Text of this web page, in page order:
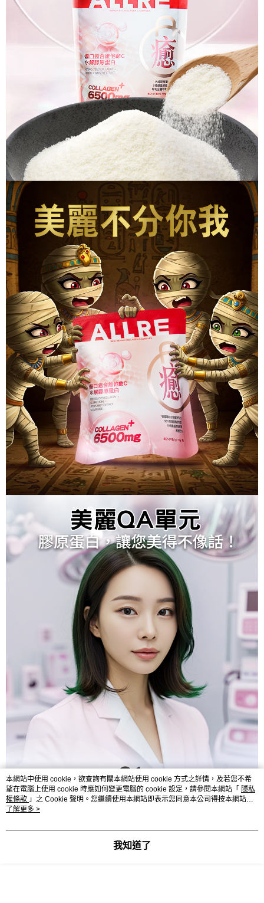
本網站中使用 cookie，欲查詢有關本網站使用 cookie 方式之詳情，及若您不希
望在電腦上使用 cookie 時應如何變更電腦的 cookie 設定，請參閱本網站「 隱私
權條款 」之 Cookie 聲明。您繼續使用本網站即表示您同意本公司得按本網站使
用條款之 Cookie 聲明使用 cookie。
了解更多 >
我知道了